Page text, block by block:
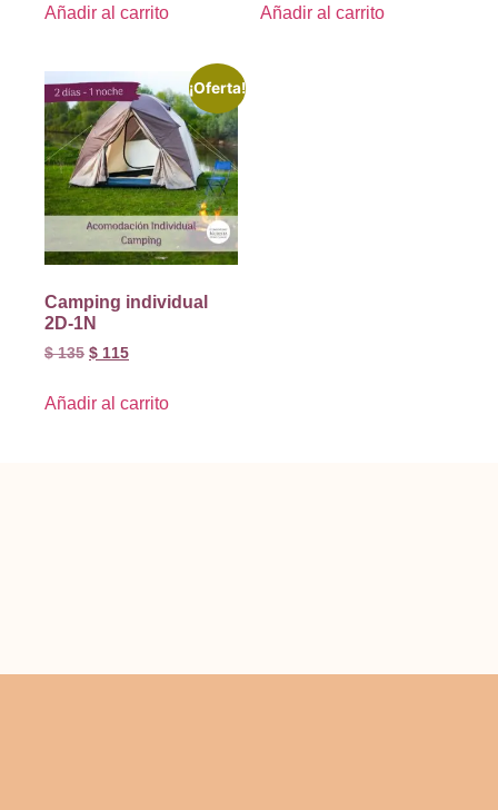
Añadir al carrito Añadir al carrito
¡Oferta!
Camping individual
2D-1N
$135 $ 115
Añadir al carrito